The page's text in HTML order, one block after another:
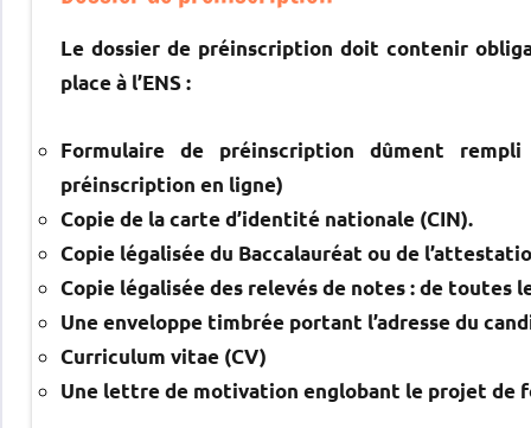
Le dossier de préinscription doit contenir
place à l’ENS :
Formulaire de préinscription dûment
préinscription en ligne)
Copie de la carte d’identité nationale (CIN).
Copie légalisée du Baccalauréat ou de
Copie légalisée des relevés de notes : de toutes
Une enveloppe timbrée portant l’adresse du
Curriculum vitae (CV)
Une lettre de motivation englobant le projet de